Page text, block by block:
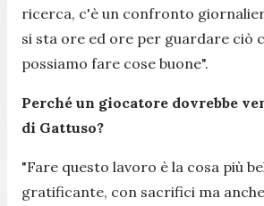
ricerca, c'è un confronto
si sta ore ed ore per guardare ciò
possiamo fare cose buone".
Perché un giocatore dovrebbe
di Gattuso?
"Fare questo lavoro è la cosa più
gratificante, con sacrifici ma